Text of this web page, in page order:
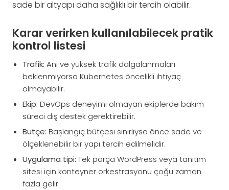
sade bir altyapı daha sağlıklı bir tercih olabilir.
Karar verirken kullanılabilecek pratik
kontrol listesi
Trafik: Ani ve yüksek trafik dalgalanmaları
beklenmiyorsa Kubernetes öncelikli ihtiyaç
olmayabilir.
Ekip: DevOps deneyimi olmayan ekiplerde bakım
süreci dış destek gerektirebilir.
Bütçe: Başlangıç bütçesi sınırlıysa önce sade ve
ölçeklenebilir bir yapı tercih edilmelidir.
Uygulama tipi: Tek parça WordPress veya tanıtım
sitesi için konteyner orkestrasyonu çoğu zaman
fazla gelir.